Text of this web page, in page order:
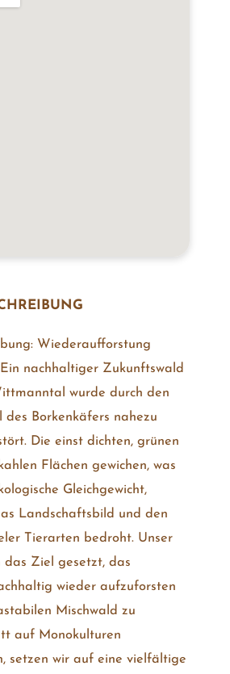
Wiederaufforstung
nachhaltiger Zukunftswald
wurde durch den
des Borkenkäfers nahezu
Die einst dichten, grünen
Flächen gewichen, was
Gleichgewicht,
Landschaftsbild und den
Tierarten bedroht. Unser
das Ziel gesetzt, das
wieder aufzuforsten
Mischwald zu
auf Monokulturen
setzen wir auf eine vielfältige